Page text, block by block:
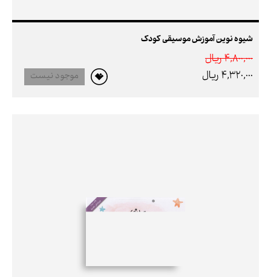
شیوه نوین آموزش موسیقی کودک
4,800,000 ريال
4,320,000 ريال
موجود نیست